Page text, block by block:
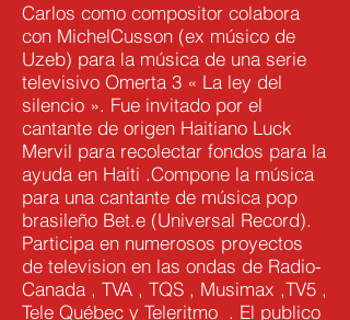
Carlos como compositor colabora
con MichelCusson (ex músico de
Uzeb) para la música de una serie
televisivo Omerta 3 « La ley del
silencio ». Fue invitado por el
cantante de origen Haitiano Luck
Mervil para recolectar fondos para la
ayuda en Haiti .Compone la música
para una cantante de música pop
brasileño Bet.e (Universal Record).
Participa en numerosos proyectos
de television en las ondas de Radio-
Canada , TVA , TQS , Musimax ,TV5 ,
Tele Québec y Teleritmo . El publico